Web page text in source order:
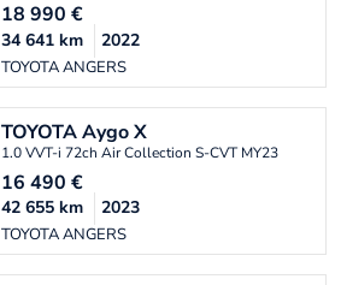
18 990 €
TOYOTA ANGERS
34 641 km 2022
TOYOTAAygo X
1.0 VVT-i 72ch Air Collection S-CVT MY23
16 490 €
TOYOTA ANGERS
42 655 km 2023